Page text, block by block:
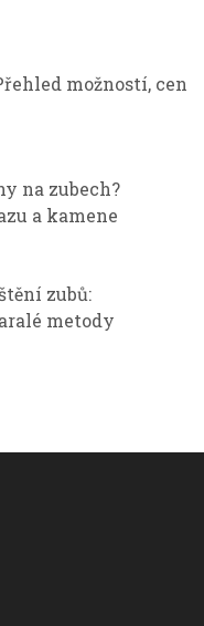
možností, cen
na zubech?
a kamene
zubů:
metody